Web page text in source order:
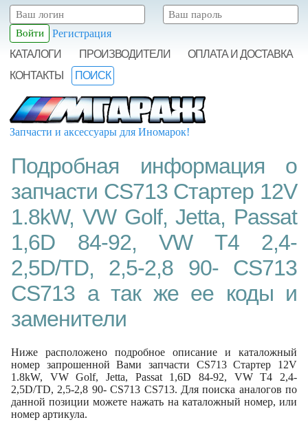
Регистрация
КАТАЛОГИ
ПРОИЗВОДИТЕЛИ
ОПЛАТА И ДОСТАВКА
КОНТАКТЫ
ПОИСК
Запчасти и аксессуары для Иномарок!
Подробная информация о
запчасти CS713 Стартер 12V
1.8kW, VW Golf, Jetta, Passat
1,6D 84-92, VW T4 2,4-
2,5D/TD, 2,5-2,8 90- CS713
CS713 а так же ее коды и
заменители
Ниже расположено подробное описание и каталожный
номер запрошенной Вами запчасти CS713 Стартер 12V
1.8kW, VW Golf, Jetta, Passat 1,6D 84-92, VW T4 2,4-
2,5D/TD, 2,5-2,8 90- CS713 CS713. Для поиска аналогов по
данной позиции можете нажать на каталожный номер, или
номер артикула.